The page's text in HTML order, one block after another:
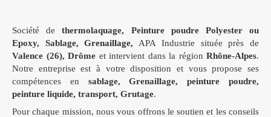
Société dethermolaquage, Peinture poudre Polyester ou
Epoxy, Sablage,Grenaillage, APA Industrie située près de
Valence (26), Drôme et intervient dans la région Rhône-Alpes.
Notre entreprise est à votre disposition et vous propose ses
compétences en sablage, Grenaillage, peinture poudre,
peinture liquide, transport, Grutage.
Pour chaque mission, nous vous offrons le soutien et les conseils